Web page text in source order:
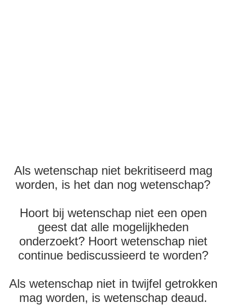
Als wetenschap niet bekritiseerd mag
worden, is het dan nog wetenschap?
Hoort bij wetenschap niet een open
geest dat alle mogelijkheden
onderzoekt? Hoort wetenschap niet
continue bediscussieerd te worden?
Als wetenschap niet in twijfel getrokken
mag worden, is wetenschap deaud.